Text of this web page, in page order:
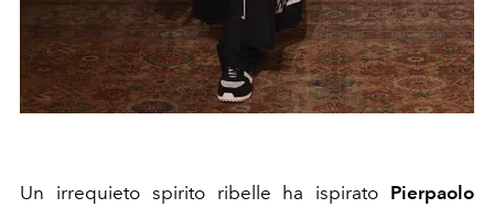
Un irrequieto spirito ribelle ha ispirato Pierpaolo